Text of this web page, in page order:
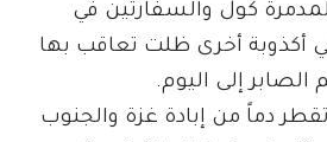
كول والسفارتين في
أكذوبة أخرى ظلت تعاقب بها
إلى اليوم.
دماً من إبادة غزة والجنوب